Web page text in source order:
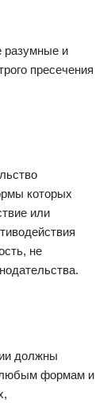
разумные и
пресечения
которых
или
не
должны
любым формам и